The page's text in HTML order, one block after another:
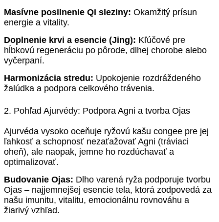
Masívne posilnenie Qi sleziny: Okamžitý prísun
energie a vitality.
Doplnenie krvi a esencie (Jing): Kľúčové pre
hĺbkovú regeneráciu po pôrode, dlhej chorobe alebo
vyčerpaní.
Harmonizácia stredu: Upokojenie rozdráždeného
žalúdka a podpora celkového trávenia.
2. Pohľad Ajurvédy: Podpora Agni a tvorba Ojas
Ajurvéda vysoko oceňuje ryžovú kašu congee pre jej
ľahkosť a schopnosť nezaťažovať Agni (tráviaci
oheň), ale naopak, jemne ho rozdúchavať a
optimalizovať.
Budovanie Ojas: Dlho varená ryža podporuje tvorbu
Ojas – najjemnejšej esencie tela, ktorá zodpovedá za
našu imunitu, vitalitu, emocionálnu rovnováhu a
žiarivý vzhľad.